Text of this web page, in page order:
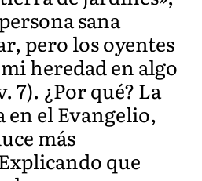
sana
pero los oyentes
heredad en algo
7). ¿Por qué? La
en el Evangelio,
más
que